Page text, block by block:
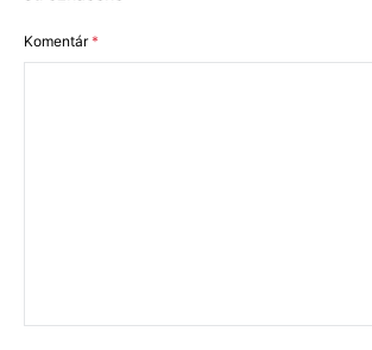
Komentár*